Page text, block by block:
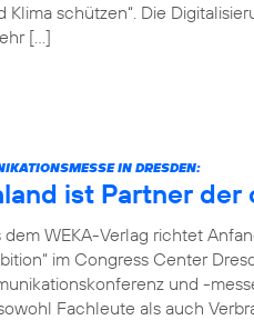
Klima schützen“. Die
[…]
IN DRESDEN:
ist Partner
WEKA-Verlag richtet
im Congress Center
und -
Fachleute als auch